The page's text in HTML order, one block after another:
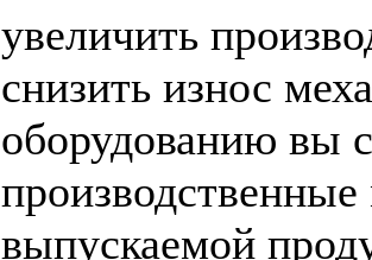
увеличить
снизить износ
оборудованию вы
выпускаемой